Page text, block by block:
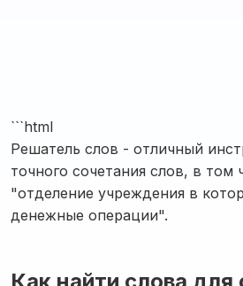
```html
Решатель слов - отличный
точного сочетания слов, в том
"отделение учреждения в
денежные операции".